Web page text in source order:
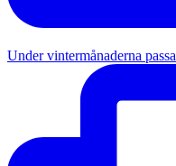
Under vintermånaderna